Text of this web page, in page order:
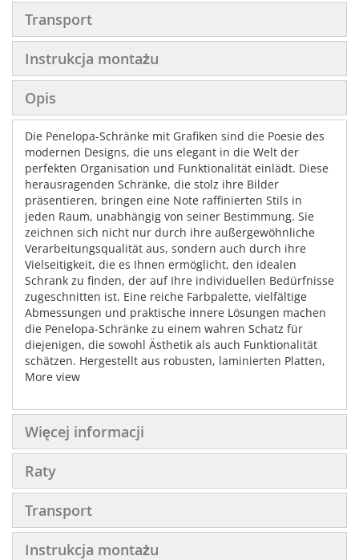
Transport
Instrukcja montażu
Opis
Die Penelopa-Schränke mit Grafiken sind die Poesie des
modernen Designs, die uns elegant in die Welt der
perfekten Organisation und Funktionalität einlädt. Diese
herausragenden Schränke, die stolz ihre Bilder
präsentieren, bringen eine Note raffinierten Stils in
jeden Raum, unabhängig von seiner Bestimmung. Sie
zeichnen sich nicht nur durch ihre außergewöhnliche
Verarbeitungsqualität aus, sondern auch durch ihre
Vielseitigkeit, die es Ihnen ermöglicht, den idealen
Schrank zu finden, der auf Ihre individuellen Bedürfnisse
zugeschnitten ist. Eine reiche Farbpalette, vielfältige
Abmessungen und praktische innere Lösungen machen
die Penelopa-Schränke zu einem wahren Schatz für
diejenigen, die sowohl Ästhetik als auch Funktionalität
schätzen. Hergestellt aus robusten, laminierten Platten,
mit besonderem Augenmerk auf den Schutz der Kanten
sie den Herausforderungen des täglichen Gebrauchs
standhalten. Die Stärke der Korpusse beträgt solide 22
mm und die Fronten 16 mm, was ihre Stabilität und
Langlebigkeit unterstreicht. Der Hauptattraktion dieser
Schränke sind zweifellos die Grafiken, die ihnen einen
einzigartigen Charakter verleihen. Sie werden auf Folie
gedruckt, dann laminiert und sorgfältig auf die Front
geklebt, was ein wahrhaft künstlerisches Werk schafft.
Aluminiumseitenprofile und Kunststofffüße setzen den
finalen Akzent auf diese eleganten Schränke. Die
More view
Więcej informacji
Raty
Transport
Instrukcja montażu